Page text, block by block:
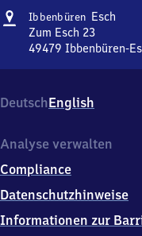
Adresse
Ibbenbüren Esch
Zum Esch 23
49479 Ibbenbüren-
Zum
Esch
4
4
7
Ibbenbüren-
DeutschEnglish
Analyse verwalten
Compliance
Datenschutzhinweise
Informationen zur